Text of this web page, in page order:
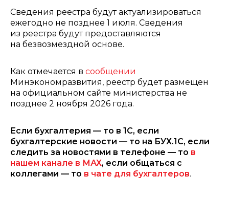
Сведения реестра будут актуализироваться
ежегодно не позднее 1 июля. Сведения
из реестра будут предоставляются
на безвозмездной основе.
Как отмечается в сообщении
Минэкономразвития, реестр будет размещен
на официальном сайте министерства не
позднее 2 ноября 2026 года.
Если бухгалтерия — то в 1С, если
бухгалтерские новости — то на БУХ.1С, если
следить за новостями в телефоне — то в
нашем канале в МАХ, если общаться с
коллегами — то в чате для бухгалтеров.